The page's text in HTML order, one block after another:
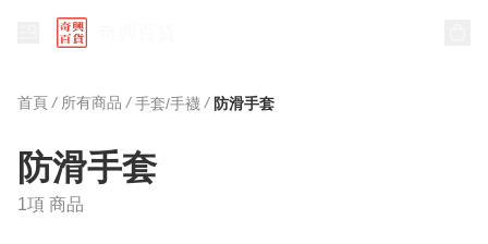
首頁 / 所有商品 / 手套/手襪 / 防滑手套
防滑手套
1項 商品